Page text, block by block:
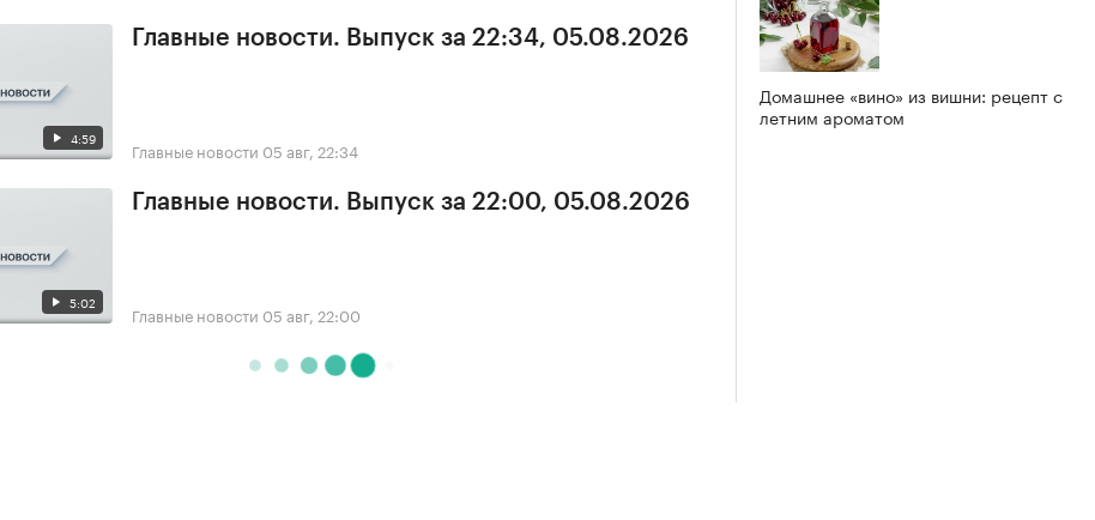
4:59
Главные новости. Выпуск за 22:34, 05.08.2026
Главные новости 05 авг, 22:34
5:02
Главные новости. Выпуск за 22:00, 05.08.2026
Главные новости 05 авг, 22:00
Домашнее «вино» из вишни: рецепт с
летним ароматом